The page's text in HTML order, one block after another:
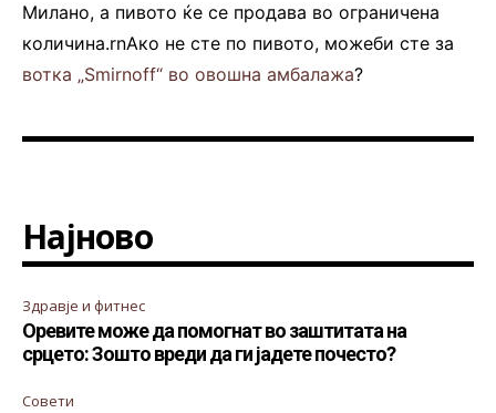
Милано, а пивото ќе се продава во ограничена
количина.rnАко не сте по пивото, можеби сте за
вотка „Smirnoff“ во овошна амбалажа?
Најново
Здравје и фитнес
Оревите може да помогнат во заштитата на
срцето: Зошто вреди да ги јадете почесто?
Совети